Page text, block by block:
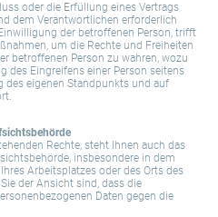
oder die Erfüllung eines Vertrags
dem Verantwortlichen erforderlich
der betroffenen Person, trifft
um die Rechte und Freiheiten
betroffenen Person zu wahren, wozu
des Eingreifens einer Person seitens
des eigenen Standpunkts und auf
Rechte, steht Ihnen auch das
insbesondere in dem
Arbeitsplatzes oder des Orts des
der Ansicht sind, dass die
Daten gegen die